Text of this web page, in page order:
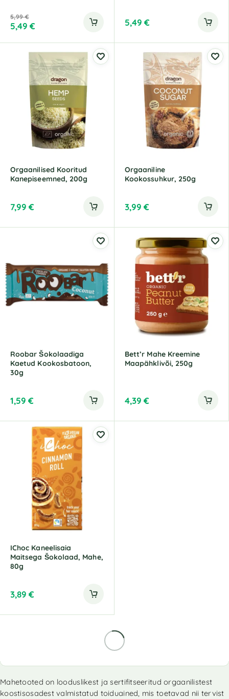
5,99€
5,49€ 5,49€
Orgaanilised Kooritud
Kanepiseemned, 200g
7,99€
Orgaaniline
Kookossuhkur, 250g
3,99€
Roobar Šokolaadiga
Kaetud Kookosbatoon,
30g
1,59€
Bett’r Mahe Kreemine
Maapähklivõi, 250g
4,39€
IChoc Kaneelisaia
Maitsega Šokolaad, Mahe,
80g
3,89€
Mahetooted on looduslikest ja sertifitseeritud orgaanilistest
koostisosadest valmistatud toiduained, mis toetavad nii tervist